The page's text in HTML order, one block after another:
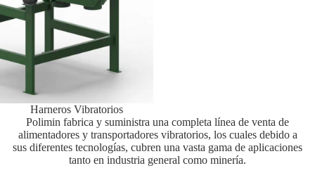
Harneros Vibratorios
Polimin fabrica y suministra una completa línea de venta de
alimentadores y transportadores vibratorios, los cuales debido a
sus diferentes tecnologías, cubren una vasta gama de aplicaciones
tanto en industria general como minería.